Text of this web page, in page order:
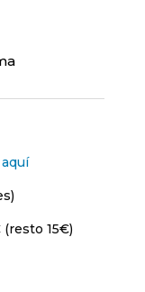
aquí
15€)